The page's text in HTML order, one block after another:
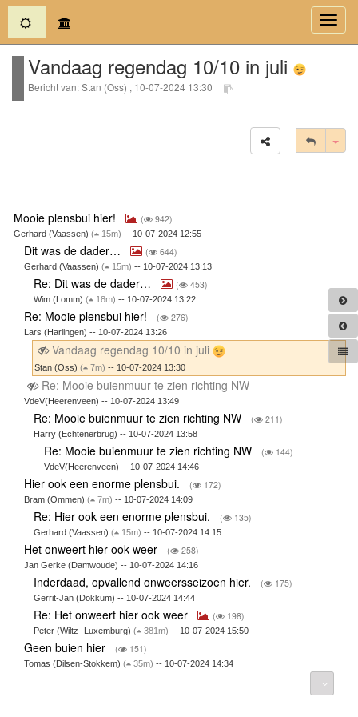
(current)
Vandaag regendag 10/10 in juli
Bericht van: Stan (Oss) , 10-07-2024 13:30
Mooie plensbui hier! ( 942)
Gerhard (Vaassen) ( 15m) -- 10-07-2024 12:55
Dit was de dader… ( 644)
Gerhard (Vaassen) ( 15m) -- 10-07-2024 13:13
Re: Dit was de dader… ( 453)
Wim (Lomm)( 18m) -- 10-07-2024 13:22
Re: Mooie plensbui hier! ( 276)
Lars (Harlingen) -- 10-07-2024 13:26
Vandaag regendag 10/10 in juli
Stan (Oss)( 7m) -- 10-07-2024 13:30
Re: Mooie buienmuur te zien richting NW
VdeV(Heerenveen) -- 10-07-2024 13:49
Re: Mooie buienmuur te zien richting NW ( 211)
Harry (Echtenerbrug) -- 10-07-2024 13:58
Re: Mooie buienmuur te zien richting NW ( 144)
VdeV(Heerenveen) -- 10-07-2024 14:46
Hier ook een enorme plensbui. ( 172)
Bram (Ommen) ( 7m) -- 10-07-2024 14:09
Re: Hier ook een enorme plensbui. ( 135)
Gerhard (Vaassen)( 15m) -- 10-07-2024 14:15
Het onweert hier ook weer ( 258)
Jan Gerke (Damwoude) -- 10-07-2024 14:16
Inderdaad, opvallend onweersseizoen hier. ( 175)
Gerrit-Jan (Dokkum) -- 10-07-2024 14:44
Re: Het onweert hier ook weer ( 198)
Peter (Wiltz -Luxemburg)( 381m) -- 10-07-2024 15:50
Geen buien hier ( 151)
Tomas (Dilsen-Stokkem) ( 35m) -- 10-07-2024 14:34